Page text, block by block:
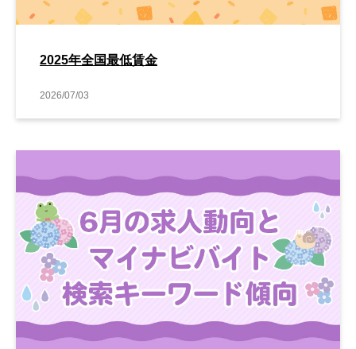
2025年全国最低賃金
2026/07/03